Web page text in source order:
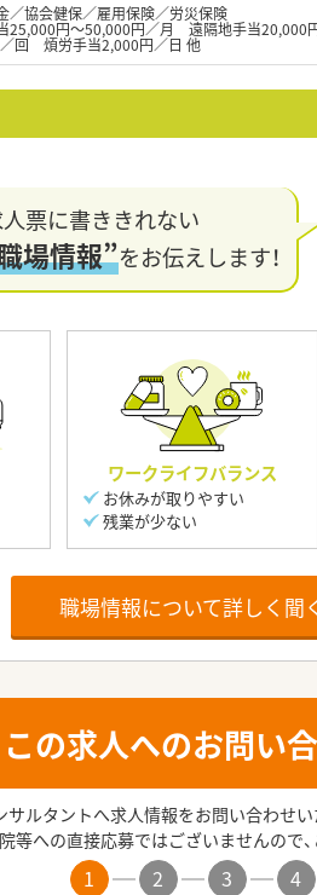
／協会健保／雇用保険／労災保険
25,000円～50,000円／月 遠隔地手当
回 煩労手当2,000円／日 他
票に書ききれない
場情報”をお伝えします！
ワークライフバランス
お休みが取りやすい
残業が少ない
職場情報について詳しく聞
この求人へのお問い
サルタントへ求人情報をお問い合わせい
等への直接応募ではございませんので、
1 2 3 4